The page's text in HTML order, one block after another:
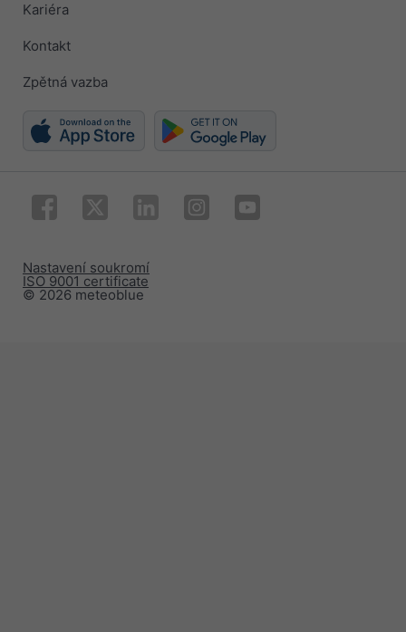
Kariéra
Kontakt
Zpětná vazba
© 2026 meteoblue
ISO 9001 certificate
Nastavení soukromí